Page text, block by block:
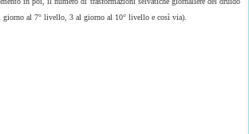
giorno al 7° livello, 3 al giorno al 10° livello e così via).